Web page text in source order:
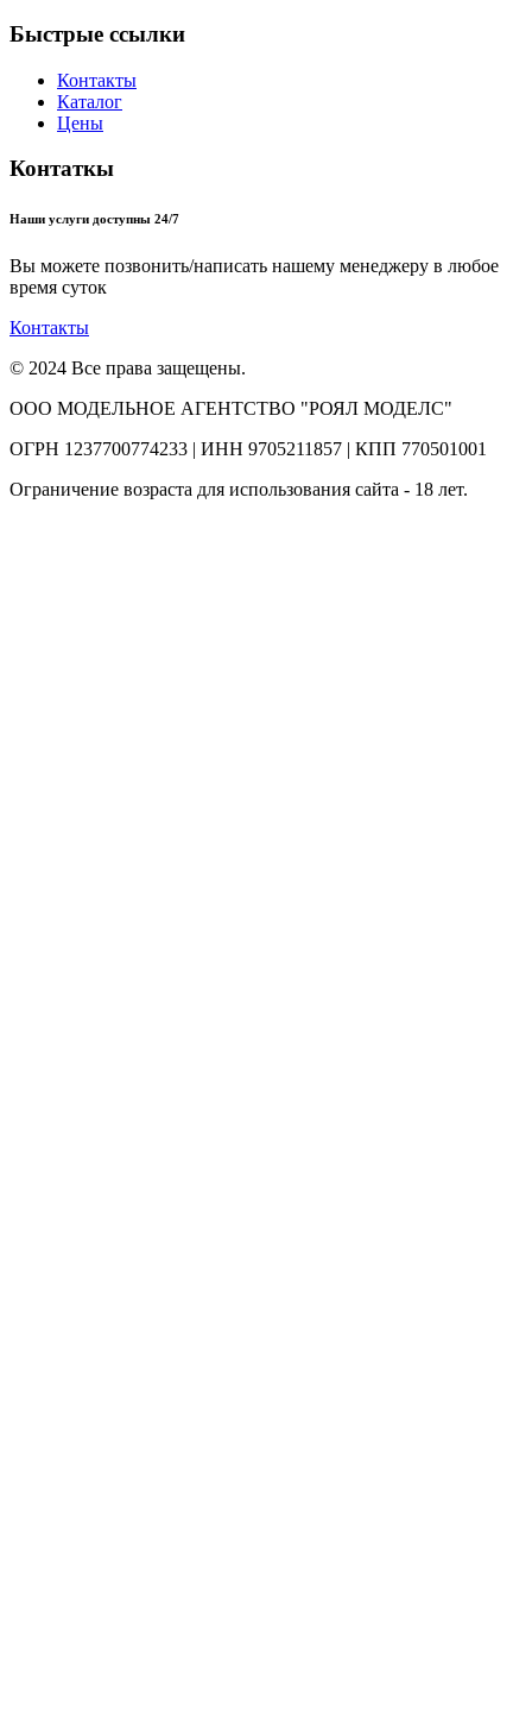
Быстрые ссылки
Контакты
Каталог
Цены
Контаткы
Наши услуги доступны 24/7
Вы можете позвонить/написать нашему менеджеру в любое
время суток
Контакты
© 2024 Все права защещены.
ООО МОДЕЛЬНОЕ АГЕНТСТВО "РОЯЛ МОДЕЛС"
ОГРН 1237700774233 | ИНН 9705211857 | КПП 770501001
Ограничение возраста для использования сайта - 18 лет.